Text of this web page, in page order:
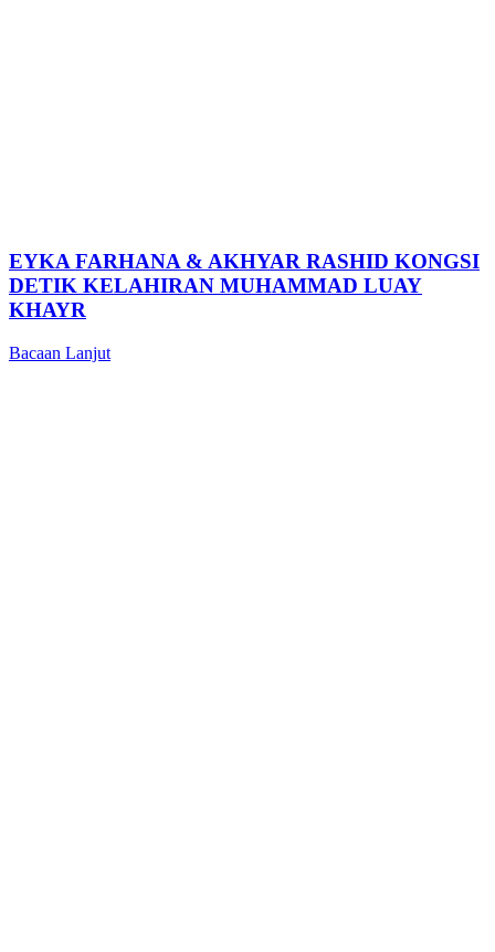
EYKA FARHANA & AKHYAR RASHID KONGSI
DETIK KELAHIRAN MUHAMMAD LUAY
KHAYR
Bacaan Lanjut